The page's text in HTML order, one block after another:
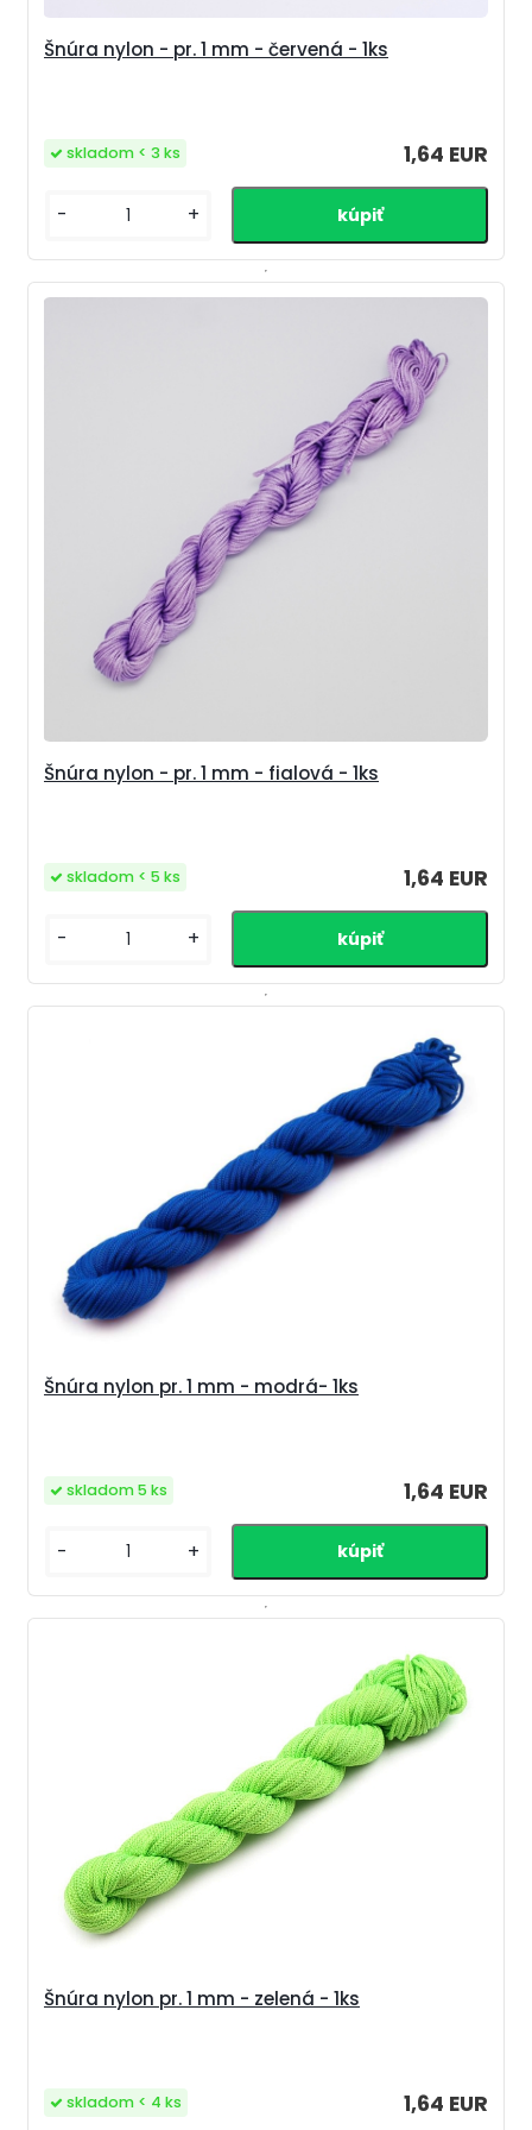
Šnúra nylon - pr. 1 mm - červená - 1ks
1,64 EUR
skladom < 3 ks
- +
Šnúra nylon - pr. 1 mm - fialová - 1ks
1,64 EUR
skladom < 5 ks
- +
Šnúra nylon pr. 1 mm - modrá- 1ks
1,64 EUR
skladom 5 ks
- +
Šnúra nylon pr. 1 mm - zelená - 1ks
1,64 EUR
skladom < 4 ks